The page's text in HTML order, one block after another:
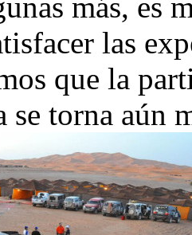
las
que la
se torna